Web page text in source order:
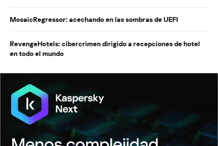
MosaicRegressor: acechando en las sombras de UEFI
RevengeHotels: cibercrimen dirigido a recepciones de hotel
en todo el mundo